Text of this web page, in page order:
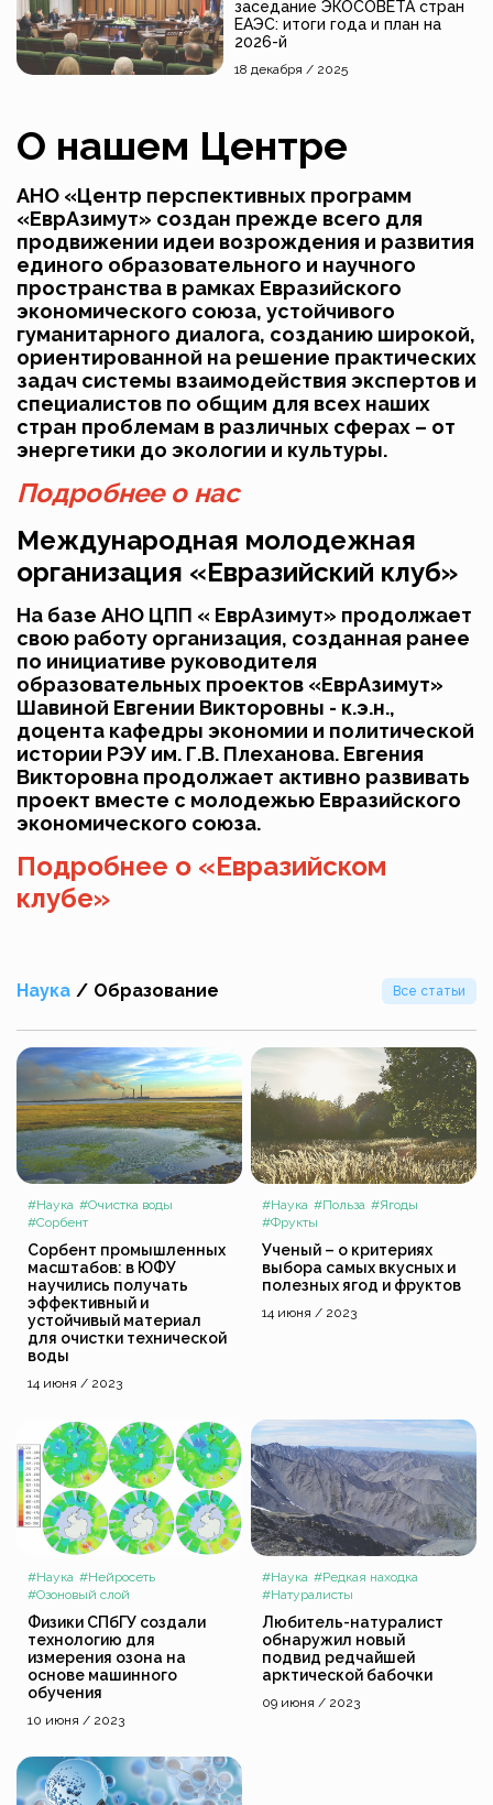
заседание ЭКОСОВЕТА стран
ЕАЭС: итоги года и план на
2026-й
18 декабря / 2025
О нашем Центре
АНО «Центр перспективных программ
«ЕврАзимут» создан прежде всего для
продвижении идеи возрождения и развития
единого образовательного и научного
пространства в рамках Евразийского
экономического союза, устойчивого
гуманитарного диалога, созданию широкой,
ориентированной на решение практических
задач системы взаимодействия экспертов и
специалистов по общим для всех наших
стран проблемам в различных сферах – от
энергетики до экологии и культуры.
Подробнее о нас
Международная молодежная
организация «Евразийский клуб»
На базе АНО ЦПП « ЕврАзимут» продолжает
свою работу организация, созданная ранее
по инициативе руководителя
образовательных проектов «ЕврАзимут»
Шавиной Евгении Викторовны - к.э.н.,
доцента кафедры экономии и политической
истории РЭУ им. Г.В. Плеханова. Евгения
Викторовна продолжает активно развивать
проект вместе с молодежью Евразийского
экономического союза.
Подробнее о «Евразийском
клубе»
Наука / Образование Все статьи
#Наука #Очистка воды
#Сорбент
Сорбент промышленных
масштабов: в ЮФУ
научились получать
эффективный и
устойчивый материал
для очистки технической
воды
14 июня / 2023
#Наука #Польза #Ягоды
#Фрукты
Ученый – о критериях
выбора самых вкусных и
полезных ягод и фруктов
14 июня / 2023
#Наука #Нейросеть
#Озоновый слой
Физики СПбГУ создали
технологию для
измерения озона на
основе машинного
обучения
10 июня / 2023
#Наука #Редкая находка
#Натуралисты
Любитель-натуралист
обнаружил новый
подвид редчайшей
арктической бабочки
09 июня / 2023